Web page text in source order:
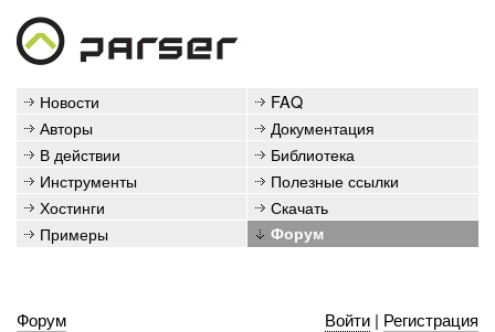
Новости
FAQ
Авторы
Документация
В действии
Библиотека
Инструменты
Полезные ссылки
Хостинги
Скачать
Примеры
Форум
Форум Войти| Регистрация